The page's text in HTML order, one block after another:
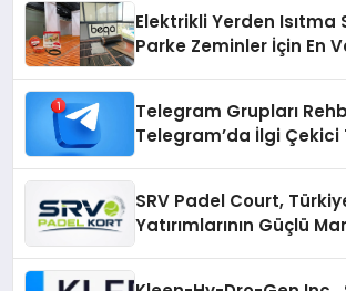
Elektrikli Yerden Isıtma
Parke Zeminler İçin En
Telegram Grupları
Telegram’da İlgi
SRV Padel Court,
Yatırımlarının Güçlü